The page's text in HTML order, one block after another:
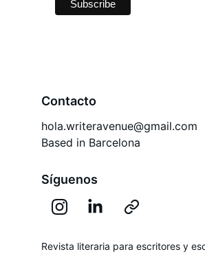
Contacto
hola.writeravenue@gmail.com
Síguenos
Based in Barcelona
Revista literaria para escritores y